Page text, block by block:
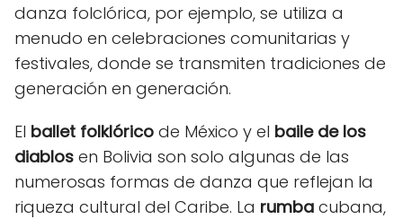
danza folclórica, por ejemplo, se utiliza a
menudo en celebraciones comunitarias y
festivales, donde se transmiten tradiciones de
generación en generación.
El ballet folklórico de México y el baile de los
diablos en Bolivia son solo algunas de las
numerosas formas de danza que reflejan la
riqueza cultural del Caribe. La rumba cubana,